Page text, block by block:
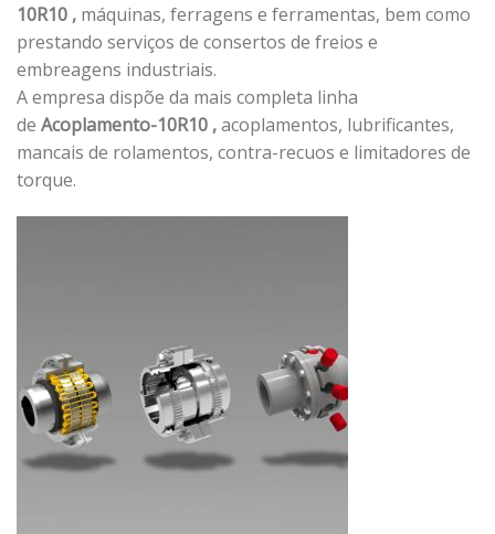
10R10 , máquinas, ferragens e ferramentas, bem como
prestando serviços de consertos de freios e
embreagens industriais.
A empresa dispõe da mais completa linha
de Acoplamento-10R10 ,acoplamentos, lubrificantes,
mancais de rolamentos, contra-recuos e limitadores de
torque.